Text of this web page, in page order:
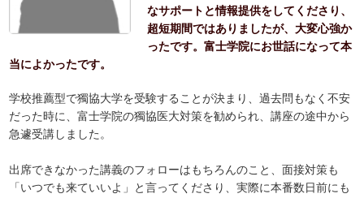
なサポートと情報提供をしてくださり、
超短期間ではありましたが、大変心強か
ったです。富士学院にお世話になって本
当によかったです。
学校推薦型で獨協大学を受験することが決まり、過去問もなく不安
だった時に、富士学院の獨協医大対策を勧められ、講座の途中から
急遽受講しました。
出席できなかった講義のフォローはもちろんのこと、面接対策も
「いつでも来ていいよ」と言ってくださり、実際に本番数日前にも